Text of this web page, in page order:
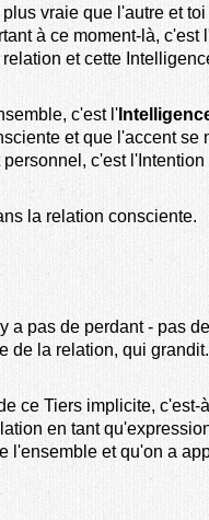
vraie que l'autre et
à ce moment-là, c'est
et cette
c'est l'
et que l'accent se
c'est
la relation consciente.
pas de perdant - pas
de la relation, qui grandit.
ce Tiers implicite, c'est-
en tant
l'ensemble et qu'on a